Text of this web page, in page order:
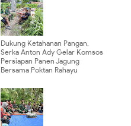
Dukung Ketahanan Pangan,
Serka Anton Ady Gelar Komsos
Persiapan Panen Jagung
Bersama Poktan Rahayu